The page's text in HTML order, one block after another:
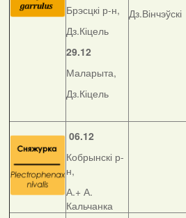
Брэсцкі р-н,
Дз.Кіцель
29.12
Маларыта,
Дз.Кіцель
Дз.Вінчэўскі
06.12
Кобрынскі р-
н,
А.+ А.
Кальчанка